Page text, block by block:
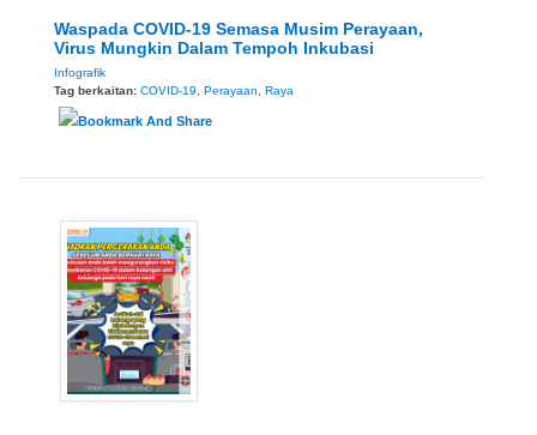
Waspada COVID-19 Semasa Musim Perayaan,
Virus Mungkin Dalam Tempoh Inkubasi
Infografik
Tag berkaitan: COVID-19 Perayaan Raya